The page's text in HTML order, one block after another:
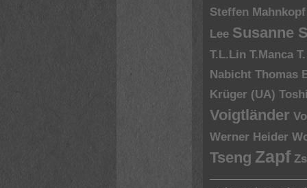
Steffen
Lee Susanne
T.L.Lin T.Manca
Nabicht Thomas
Krüger (UA)
Voigtländer
Werner Heider
Tseng Zapf